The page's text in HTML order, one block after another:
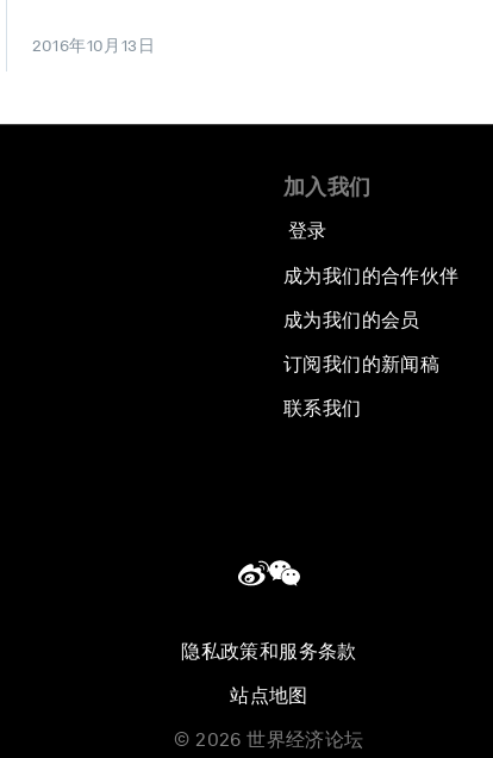
2016年10月13日
加入我们
登录
成为我们的合作伙伴
成为我们的会员
订阅我们的新闻稿
联系我们
隐私政策和服务条款
站点地图
© 2026 世界经济论坛